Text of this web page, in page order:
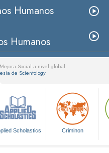
Humanos
Humanos
Social a nivel global
de Scientology
Scholastics Criminon